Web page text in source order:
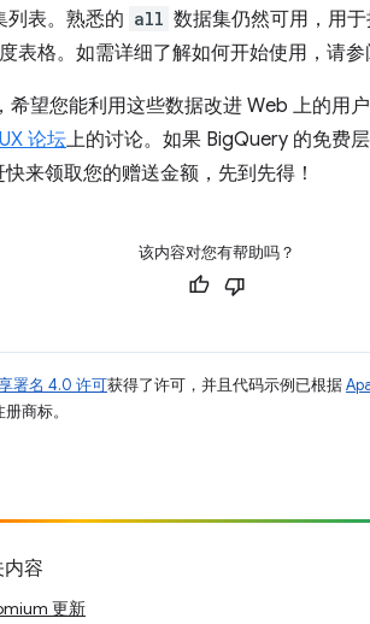
列表。熟悉的 all 数据集仍然可用，用
表格。如需详细了解如何开始使用，请
望您能利用这些数据改进 Web 上的用
论坛上的讨论。如果 BigQuery 的免费
快来领取您的赠送金额，先到先得！
该内容对您有帮助吗？
署名 4.0 许可获得了许可，并且代码示例已根据
商标。
容
更新